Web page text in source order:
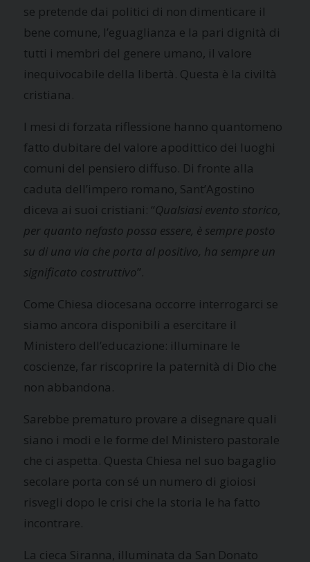
se pretende dai politici di non dimenticare il
bene comune, l’eguaglianza e la pari dignità di
tutti i membri del genere umano, il valore
inequivocabile della libertà. Questa è la civiltà
cristiana.
I mesi di forzata riflessione hanno quantomeno
fatto dubitare del valore apodittico dei luoghi
comuni del pensiero diffuso. Di fronte alla
caduta dell’impero romano, Sant’Agostino
diceva ai suoi cristiani: “Qualsiasi evento storico,
per quanto nefasto possa essere, è sempre posto
su di una via che porta al positivo, ha sempre un
significato costruttivo”.
Come Chiesa diocesana occorre interrogarci se
siamo ancora disponibili a esercitare il
Ministero dell’educazione: illuminare le
coscienze, far riscoprire la paternità di Dio che
non abbandona.
Sarebbe prematuro provare a disegnare quali
siano i modi e le forme del Ministero pastorale
che ci aspetta. Questa Chiesa nel suo bagaglio
secolare porta con sé un numero di gioiosi
risvegli dopo le crisi che la storia le ha fatto
incontrare.
La cieca Siranna, illuminata da San Donato